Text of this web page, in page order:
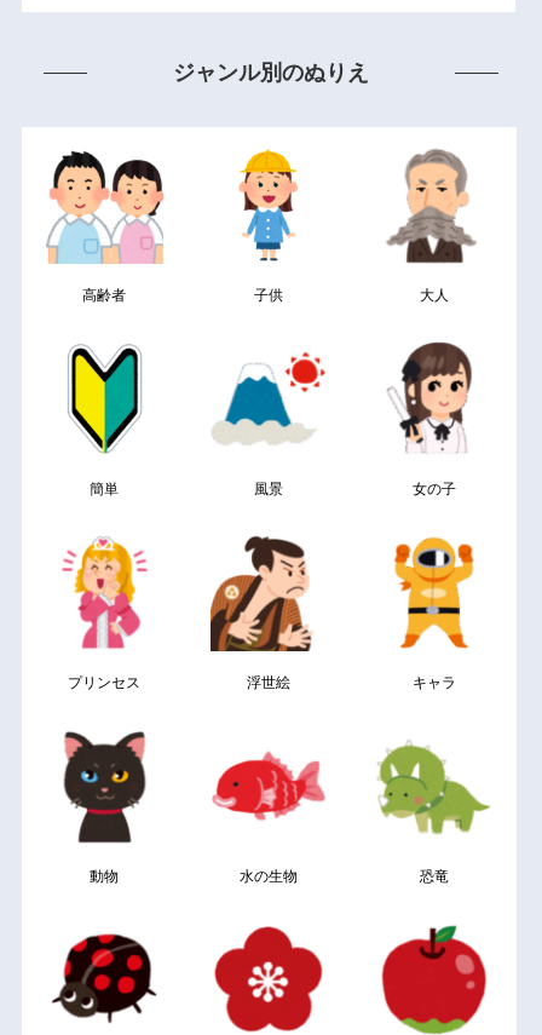
ジャンル別のぬりえ
高齢者 子供 大人
簡単 風景 女の子
プリンセス 浮世絵 キャラ
動物 水の生物 恐竜